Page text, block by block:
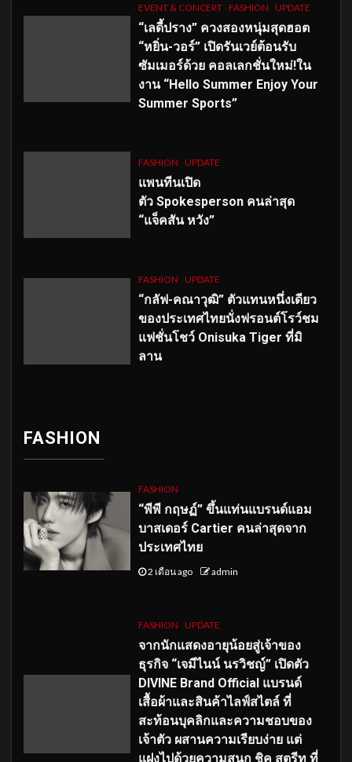
EVENT & CONCERT FASHION UPDATE
“เลดี้ปราง” ควงสองหนุ่มสุดฮอต
“หยิ่น-วอร์” เปิดรันเวย์ต้อนรับ
ซัมเมอร์ด้วย คอลเลกชั่นใหม่!ใน
งาน “Hello Summer Enjoy Your
Summer Sports”
FASHION UPDATE
แพนทีนเปิด
ตัว Spokesperson คนล่าสุด
“แจ็คสัน หวัง”
FASHION UPDATE
“กลัฟ-คณาวุฒิ” ตัวแทนหนึ่งเดียว
ของประเทศไทยนั่งฟรอนต์โรว์ชม
แฟชั่นโชว์ Onisuka Tiger ที่มิ
ลาน
FASHION
FASHION
“พีพี กฤษฏ์” ขึ้นแท่นแบรนด์แอม
บาสเดอร์ Cartier คนล่าสุดจาก
ประเทศไทย
2 เดือน ago admin
FASHION UPDATE
จากนักแสดงอายุน้อยสู่เจ้าของ
ธุรกิจ “เจมีไนน์ นรวิชญ์” เปิดตัว
DIVINE Brand Official แบรนด์
เสื้อผ้าและสินค้าไลฟ์สไตล์ ที่
สะท้อนบุคลิกและความชอบของ
เจ้าตัว ผสานความเรียบง่าย แต่
แฝงไปด้วยความสนุก ชิค สตรีท ที่